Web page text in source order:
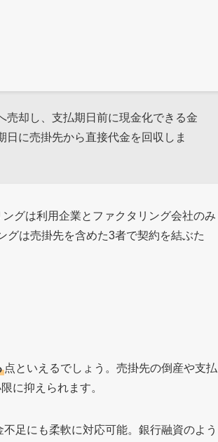
売却し、支払期日前に現金化できる金
に売掛先から直接代金を回収しま
グは利用企業とファクタリング会社のみ
グは売掛先を含めた3者で契約を結ぶた
点といえるでしょう。売掛先の倒産や支払
に抑えられます。
足にも柔軟に対応可能。銀行融資のよう